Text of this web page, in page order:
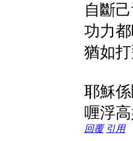
自斷
功力都
猶如打
耶穌
喱浮高
回覆 引用